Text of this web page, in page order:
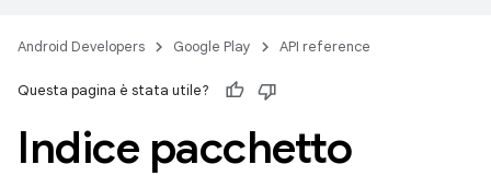
Android Developers Google Play API reference
Questa pagina è stata utile?
Indice pacchetto